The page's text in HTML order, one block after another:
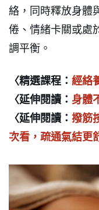
絡，同時釋放身體
倦、情緒卡關或處
調平衡。
〈精選課程： 經絡
〈延伸閱讀： 身體
〈延伸閱讀： 撥筋
次看，疏通氣結更